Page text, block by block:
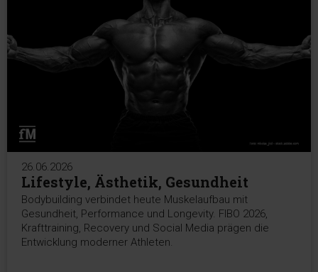
26.06.2026
Lifestyle, Ästhetik, Gesundheit
Bodybuilding verbindet heute Muskelaufbau mit
Gesundheit, Performance und Longevity. FIBO 2026,
Krafttraining, Recovery und Social Media prägen die
Entwicklung moderner Athleten.